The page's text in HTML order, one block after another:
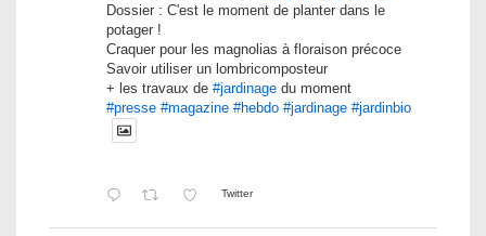
Dossier : C'est le moment de planter dans le
potager !
Craquer pour les magnolias à floraison précoce
Savoir utiliser un lombricomposteur
+ les travaux de #jardinage du moment
#presse #magazine #hebdo #jardinage #jardinbio
Twitter